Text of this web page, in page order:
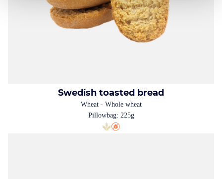
Swedish toasted bread
Wheat - Whole wheat
Pillowbag: 225g